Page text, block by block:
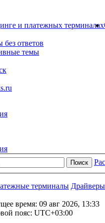
без ответов
темы
Поиск
терминалы
время: 09 авг 2026, 13:33
пояс: UTC+03:00